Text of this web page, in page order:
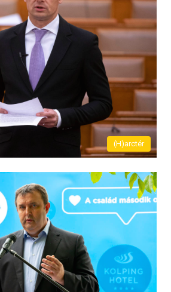
(H)arctér